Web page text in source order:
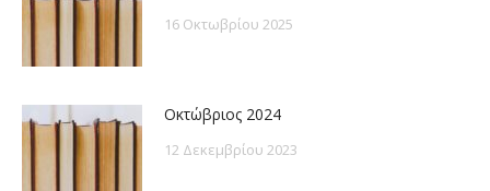
16 Οκτωβρίου 2025
Οκτώβριος 2024
12 Δεκεμβρίου 2023